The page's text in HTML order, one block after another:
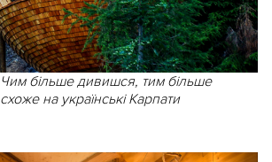
Чим більше дивишся, тим більше
схоже на українські Карпати